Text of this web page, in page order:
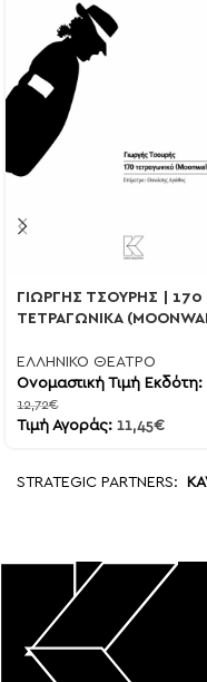
ΓΙΩΡΓΗΣ ΤΣΟΥΡΗΣ | 170
ΤΕΤΡΑΓΩΝΙΚΑ
ΕΛΛΗΝΙΚΟ ΘΕΑΤΡΟ
Ονομαστική Τιμή Εκδότη:
12,72€
Τιμή Αγοράς: 11,45€
STRATEGIC PARTNERS: